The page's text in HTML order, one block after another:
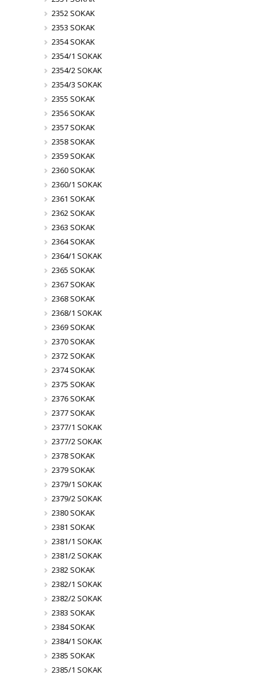
2352 SOKAK
2353 SOKAK
2354 SOKAK
2354/1 SOKAK
2354/2 SOKAK
2354/3 SOKAK
2355 SOKAK
2356 SOKAK
2357 SOKAK
2358 SOKAK
2359 SOKAK
2360 SOKAK
2360/1 SOKAK
2361 SOKAK
2362 SOKAK
2363 SOKAK
2364 SOKAK
2364/1 SOKAK
2365 SOKAK
2367 SOKAK
2368 SOKAK
2368/1 SOKAK
2369 SOKAK
2370 SOKAK
2372 SOKAK
2374 SOKAK
2375 SOKAK
2376 SOKAK
2377 SOKAK
2377/1 SOKAK
2377/2 SOKAK
2378 SOKAK
2379 SOKAK
2379/1 SOKAK
2379/2 SOKAK
2380 SOKAK
2381 SOKAK
2381/1 SOKAK
2381/2 SOKAK
2382 SOKAK
2382/1 SOKAK
2382/2 SOKAK
2383 SOKAK
2384 SOKAK
2384/1 SOKAK
2385 SOKAK
2385/1 SOKAK